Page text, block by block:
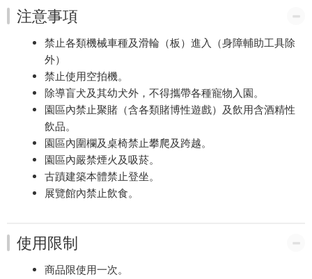
注意事項
禁止各類機械車種及滑輪（板）進入（身障輔助工具除
外）
禁止使用空拍機。
除導盲犬及其幼犬外，不得攜帶各種寵物入園。
園區內禁止聚賭（含各類賭博性遊戲）及飲用含酒精性
飲品。
園區內圍欄及桌椅禁止攀爬及跨越。
園區內嚴禁煙火及吸菸。
古蹟建築本體禁止登坐。
展覽館內禁止飲食。
使用限制
商品限使用一次。